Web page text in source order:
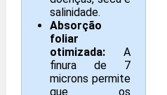
salinidade.
Absorção
foliar
otimizada: A
finura de 7
microns permite
que os